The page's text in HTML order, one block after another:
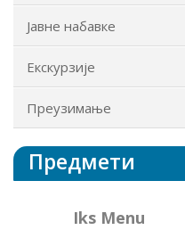
Јавне набавке
Екскурзије
Преузимање
Предмети
Iks Menu